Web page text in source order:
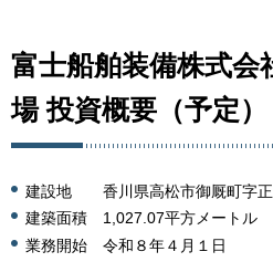
富士船舶装備株式
場 投資概要（予定）
建設地 香川県高松市御厩町字正
建築面積 1,027.07平方メートル
業務開始 令和８年４月１日